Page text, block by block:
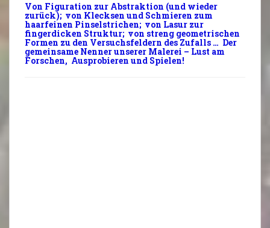
Von Figuration zur Abstraktion (und wieder
zurück); von Klecksen und Schmieren zum
haarfeinen Pinselstrichen; von Lasur zur
fingerdicken Struktur; von streng geometrischen
Formen zu den Versuchsfeldern des Zufalls … Der
gemeinsame Nennerunserer Malerei – Lust am
Forschen, Ausprobieren und Spielen!